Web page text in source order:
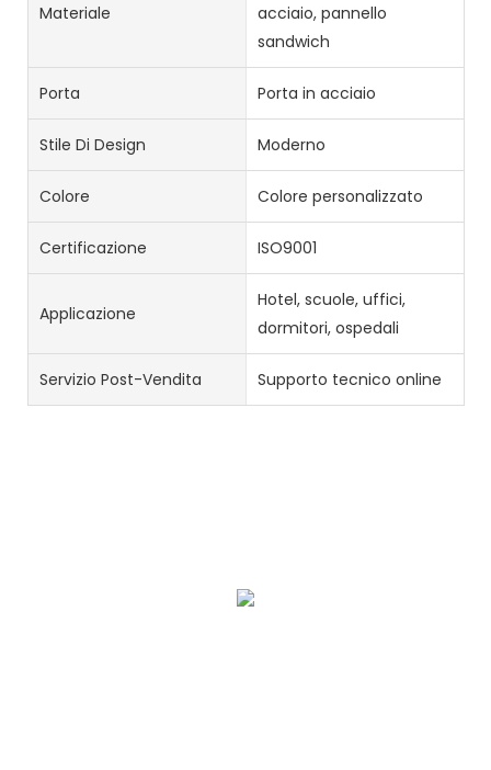
Materiale
acciaio, pannello
sandwich
Porta Porta in acciaio
Stile Di Design Moderno
Colore Colore personalizzato
Certificazione ISO9001
Applicazione
Hotel, scuole, uffici,
dormitori, ospedali
Servizio Post-Vendita Supporto tecnico online